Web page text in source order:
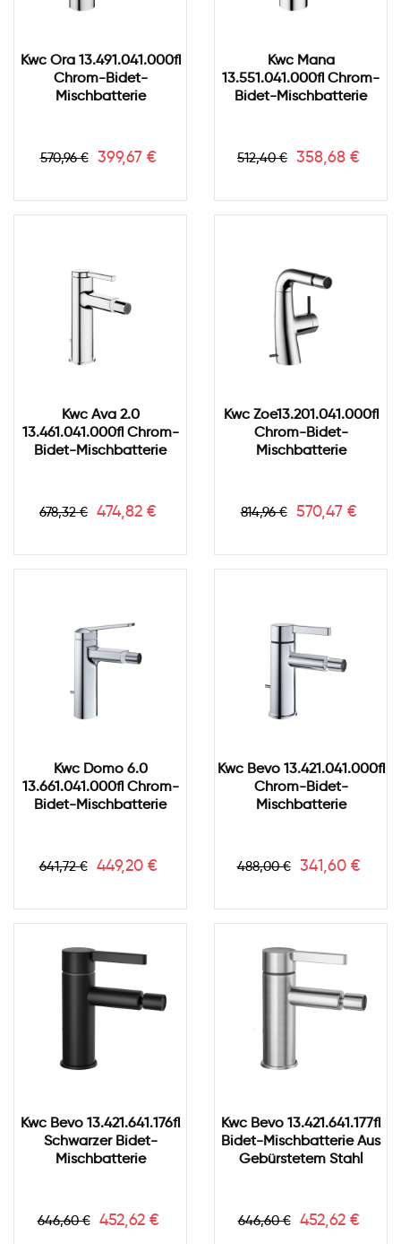
Kwc Ora 13.491.041.000fl
Chrom-Bidet-
Mischbatterie
Verkaufspreis
570,96 € Preis
399,67 €
Kwc Mana
13.551.041.000fl Chrom-
Bidet-Mischbatterie
Verkaufspreis
512,40 € Preis
358,68 €
Kwc Ava 2.0
13.461.041.000fl Chrom-
Bidet-Mischbatterie
Verkaufspreis
678,32 € Preis
474,82 €
Kwc Zoe13.201.041.000fl
Chrom-Bidet-
Mischbatterie
Verkaufspreis
814,96 € Preis
570,47 €
Kwc Domo 6.0
13.661.041.000fl Chrom-
Bidet-Mischbatterie
Verkaufspreis
641,72 € Preis
449,20 €
Kwc Bevo 13.421.041.000fl
Chrom-Bidet-
Mischbatterie
Verkaufspreis
488,00 € Preis
341,60 €
Kwc Bevo 13.421.641.176fl
Schwarzer Bidet-
Mischbatterie
Verkaufspreis
646,60 € Preis
452,62 €
Kwc Bevo 13.421.641.177fl
Bidet-Mischbatterie Aus
Gebürstetem Stahl
Verkaufspreis
646,60 € Preis
452,62 €